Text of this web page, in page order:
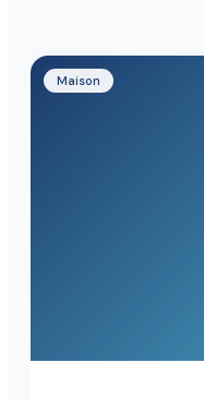
Maison